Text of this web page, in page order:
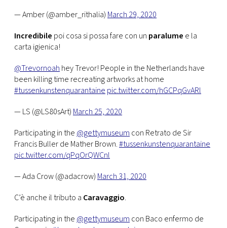
— Amber (@amber_rithalia) March 29, 2020
Incredibile poi cosa si possa fare con un paralume e la
carta igienica!
@Trevornoah hey Trevor! People in the Netherlands have
been killing time recreating artworks at home
#tussenkunstenquarantaine pic.twitter.com/hGCPqGvARl
— LS (@LS80sArt) March 25, 2020
Participating in the @gettymuseum con Retrato de Sir
Francis Buller de Mather Brown.#tussenkunstenquarantaine
pic.twitter.com/qPqOrQWCnl
— Ada Crow (@adacrow) March 31, 2020
C’è anche il tributo a Caravaggio.
Participating in the @gettymuseum con Baco enfermo de